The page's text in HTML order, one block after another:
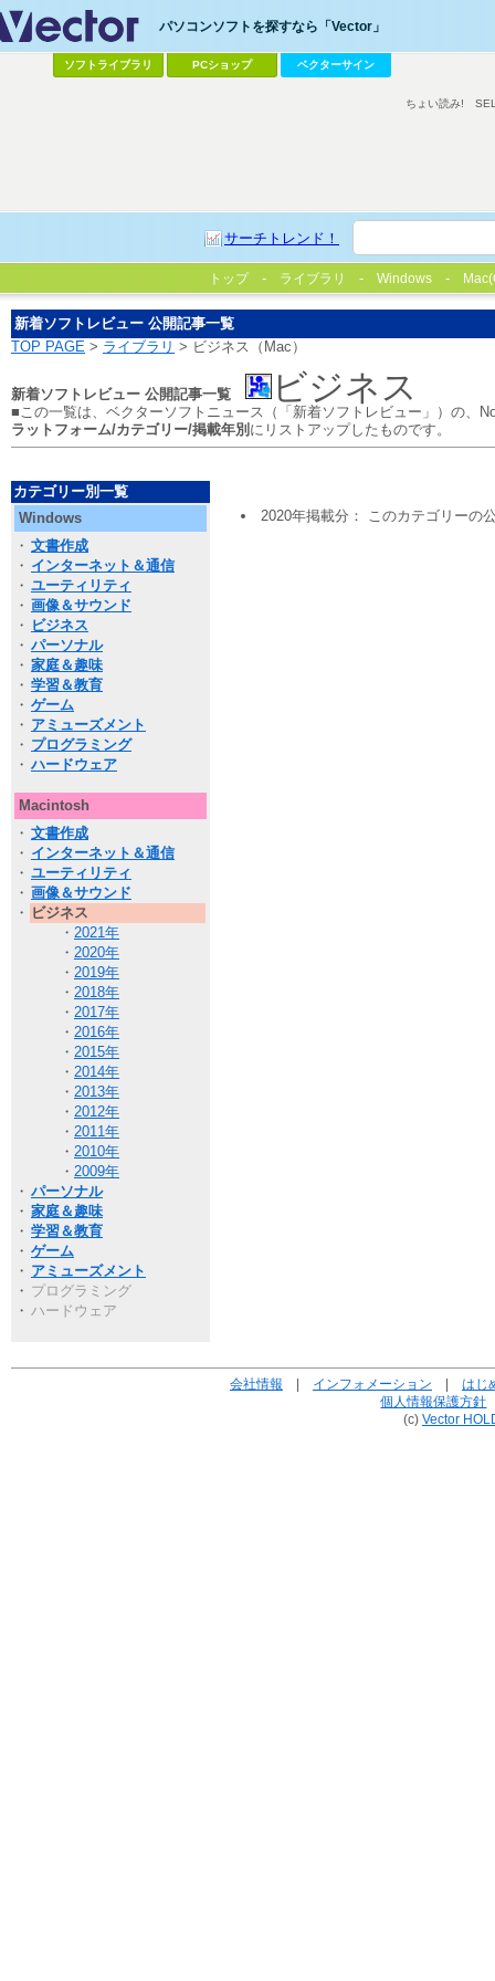
パソコンソフトを探すなら「Vector」
ソフトライブラリ PCショップ ベクターサイン
サーチトレンド！
ちょい読み!
トップ ライブラリ Windows
新着ソフトレビュー 公開記事一覧
TOP PAGE > ライブラリ > ビジネス（Mac）
新着ソフトレビュー 公開記事一覧 ビジネス
■この一覧は、ベクターソフトニュース（「新着ソフトレビュー」）の、
ラットフォーム/カテゴリー/掲載年別 にリストアップしたものです。
カテゴリー別一覧
Windows
・ 文書作成
・ インターネット＆通信
・ ユーティリティ
・ 画像＆サウンド
・ ビジネス
・ パーソナル
・ 家庭＆趣味
・ 学習＆教育
・ ゲーム
・ アミューズメント
・ プログラミング
・ ハードウェア
Macintosh
・ 文書作成
・ インターネット＆通信
・ ユーティリティ
・ 画像＆サウンド
・ ビジネス
・ 2021年
・ 2020年
・ 2019年
・ 2018年
・ 2017年
・ 2016年
・ 2015年
・ 2014年
・ 2013年
・ 2012年
・ 2011年
・ 2010年
・ 2009年
・ パーソナル
・ 家庭＆趣味
・ 学習＆教育
・ ゲーム
・ アミューズメント
・ プログラミング
・ ハードウェア
2020年掲載分： このカテゴリーの
会社情報 | インフォメーション | はじ
個人情報保護方針
(c) Vector